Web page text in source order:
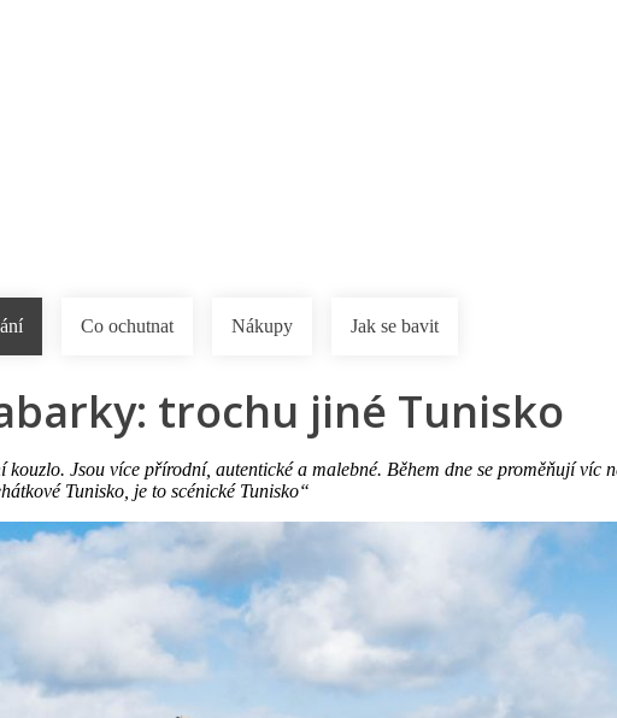
Co ochutnat Nákupy Jak se bavit
trochu jiné Tunisko
Jsou více přírodní, autentické a malebné. Během dne se proměňují víc
Tunisko, je to scénické Tunisko“